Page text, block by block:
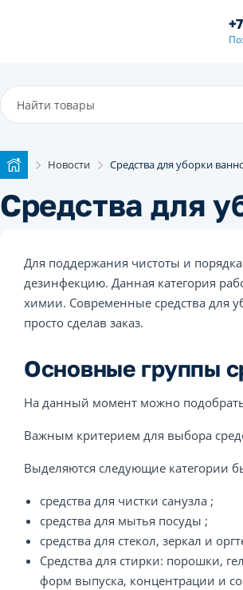
Новости Средства для уборки
Средства для
Для поддержания чистоты и
дезинфекцию. Данная категория
химии. Современные средства для
просто сделав заказ.
Основные группы
На данный момент можно
Важным критерием для выбора
Выделяются следующие категории
средства для чистки санузла ;
средства для мытья посуды ;
средства для стекол, зеркал и
Средства для стирки: порошки,
форм выпуска, концентрации и